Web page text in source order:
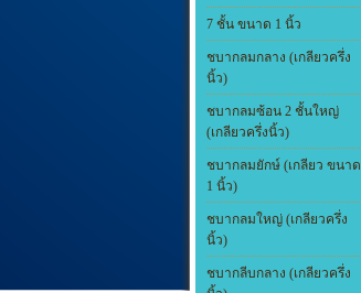
7 ชั้น ขนาด 1 นิ้ว
ชบากลมกลาง (เกลียวครึ่ง
นิ้ว)
ชบากลมซ้อน 2 ชั้นใหญ่
(เกลียวครึ่งนิ้ว)
ชบากลมยักษ์ (เกลียว ขนาด
1 นิ้ว)
ชบากลมใหญ่ (เกลียวครึ่ง
นิ้ว)
ชบากลีบกลาง (เกลียวครึ่ง